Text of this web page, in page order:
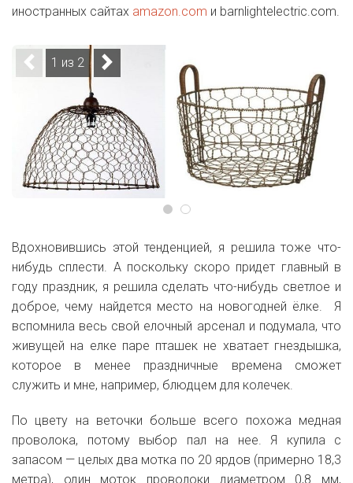
иностранных сайтах amazon.com и barnlightelectric.com.
1 из 2
Вдохновившись этой тенденцией, я решила тоже что-
нибудь сплести. А поскольку скоро придет главный в
году праздник, я решила сделать что-нибудь светлое и
доброе, чему найдется место на новогодней ёлке. Я
вспомнила весь свой елочный арсенал и подумала, что
живущей на елке паре пташек не хватает гнездышка,
которое в менее праздничные времена сможет
служить и мне, например, блюдцем для колечек.
По цвету на веточки больше всего похожа медная
проволока, потому выбор пал на нее. Я купила с
запасом — целых два мотка по 20 ярдов (примерно 18,3
метра), один моток проволоки диаметром 0,8 мм,